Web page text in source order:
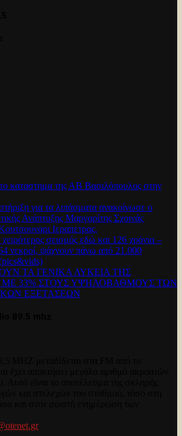
καταστημα της ΑΒ Βασιλόπουλος στην
για τα λιπάσματα ανακοίνωσε ο
Ανάπτυξης Μαργαρίτης Σχοινάς
Ιεραπετρας.
σεισμός εδώ και 126 χρόνια –
νεκροί, ψάχνουν πάνω από 21.000
ΤΑ ΓΕΝΙΚΑ ΛΥΚΕΙΑ ΤΗΣ
ΜΕ 33% ΣΤΟΥΣ ΥΨΗΛΟΒΑΘΜΟΥΣ ΤΩΝ
ΕΞΕΤΑΣΕΩΝ